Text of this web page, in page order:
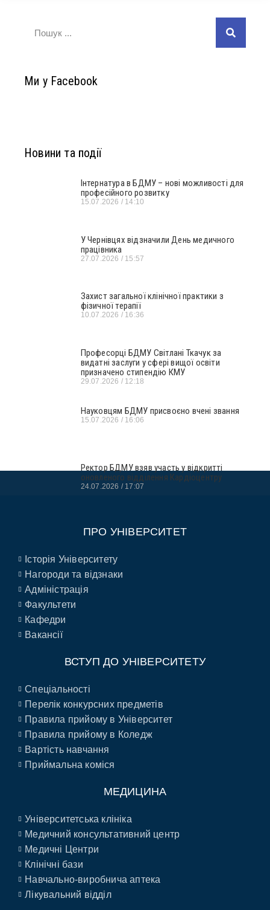
Ми у Facebook
Новини та події
Інтернатура в БДМУ – нові можливості для
професійного розвитку
15.07.2026 14:10
У Чернівцях відзначили День медичного
працівника
27.07.2026 15:57
Захист загальної клінічної практики з
фізичної терапії
10.07.2026 16:36
Професорці БДМУ Світлані Ткачук за
видатні заслуги у сфері вищої освіти
призначено стипендію КМУ
29.07.2026 12:18
Науковцям БДМУ присвоєно вчені звання
15.07.2026 16:06
Ректор БДМУ взяв участь у відкритті
оновленого відділення Кардіоцентру
24.07.2026 17:07
ПРО УНІВЕРСИТЕТ
Історія Університету
Нагороди та відзнаки
Адміністрація
Факультети
Кафедри
Вакансії
ВСТУП ДО УНІВЕРСИТЕТУ
Спеціальності
Перелік конкурсних предметів
Правила прийому в Університет
Правила прийому в Коледж
Вартість навчання
Приймальна коміся
МЕДИЦИНА
Університетська клініка
Медичний консультативний центр
Медичні Центри
Клінічні бази
Навчально-виробнича аптека
Лікувальний відділ